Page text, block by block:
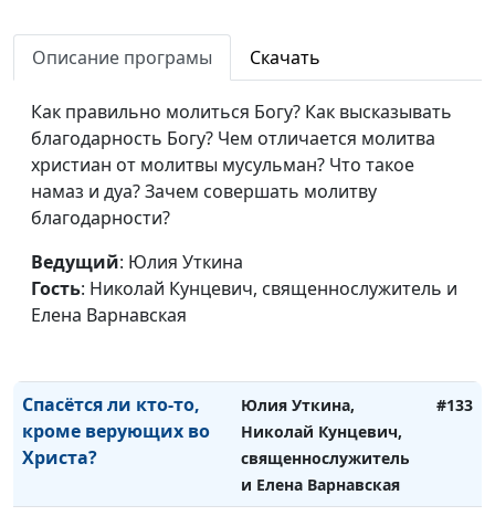
Описание програмы Скачать
Как правильно молиться Богу? Как высказывать
благодарность Богу? Чем отличается молитва
христиан от молитвы мусульман? Что такое
намаз и дуа? Зачем совершать молитву
благодарности?
Ведущий: Юлия Уткина
Гость: Николай Кунцевич, священнослужитель и
Елена Варнавская
бесстрашными
Юлия Уткина, Николай
Кунцевич,
священнослужитель
#136
Чего боятся
христиане?
Юлия Уткина, Николай
Кунцевич,
Чудеса Святого Духа и
финансы
Юлия Уткина, Николай
#134
Спасётся ли кто-то,
кроме верующих во
Христа?
Юлия Уткина,
Николай Кунцевич,
священнослужитель
и Елена Варнавская
#133